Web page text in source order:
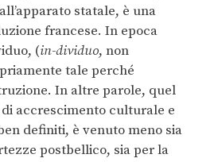
statale, è una
francese. In epoca
(in-dividuo, non
tale perché
In altre parole, quel
accrescimento culturale e
definiti, è venuto meno sia
postbellico, sia per la